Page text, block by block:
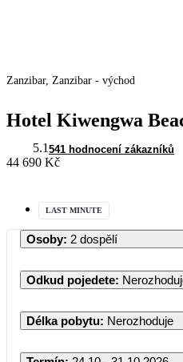
Zanzibar, Zanzibar - východ
Hotel Kiwengwa
5.1 541 hodnocení zákazníků
44 690 Kč
LAST MINUTE
Osoby: 2 dospělí
Odkud pojedete:
Délka pobytu: Nerozhoduje